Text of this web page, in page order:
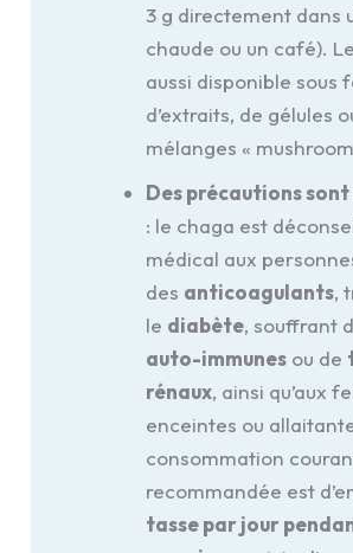
3 g directement dans
chaude ou un café).
aussi disponible sous
d’extraits, de gélules
mélanges «
Des précautions
: le chaga est
médical aux
des anticoagulants,
le diabète, souffrant
auto-immunesou de
rénaux, ainsi qu’aux
enceintes ou
consommation
recommandée est
tasse par jour